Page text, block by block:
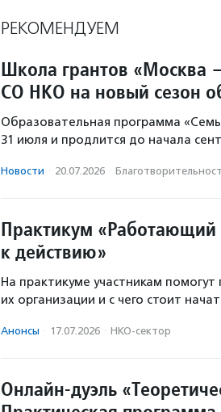
РЕКОМЕНДУЕМ
Школа грантов «Москва
СО НКО на новый сезон
Образовательная программа
31 июля и продлится до начала
Новости · 20.07.2026 ·
Практикум
к действию»
На практикуме участникам
их организации и с чего стоит
Анонсы · 17.07.2026 · НКО-сектор
Онлайн-дуэль